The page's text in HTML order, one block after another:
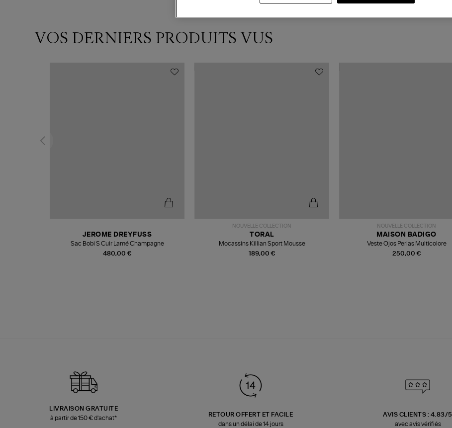
VOS DERNIERS PRODUITS VUS
480,00 €
JEROME DREYFUSS
Sac Bobi S Cuir Lamé Champagne
NOUVELLE COLLECTION
189,00 €
TORAL
Mocassins Killian Sport Mousse
NOUVELLE COLLECTION
250,00 €
MAISON BADIGO
Veste Ojos Perlas Multicolore
LIVRAISON GRATUITE
à partir de 150 € d'achat*
RETOUR OFFERT ET FACILE
dans un délai de 14 jours
AVIS CLIENTS : 4.83/5
avec avis vérifiés